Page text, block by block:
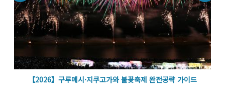
【2026】구루메시·지쿠고가와 불꽃축제 완전공략 가이드